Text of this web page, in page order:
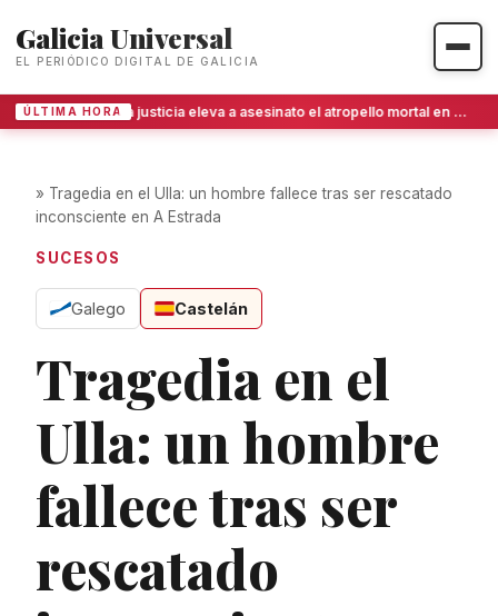
Galicia Universal
EL PERIÓDICO DIGITAL DE GALICIA
ÚLTIMA HORA La justicia eleva a asesinato el atropello mortal en Ames al apreciar alevosía
» Tragedia en el Ulla: un hombre fallece tras ser rescatado
inconsciente en A Estrada
SUCESOS
Galego Castelán
Tragedia en el
Ulla: un hombre
fallece tras ser
rescatado